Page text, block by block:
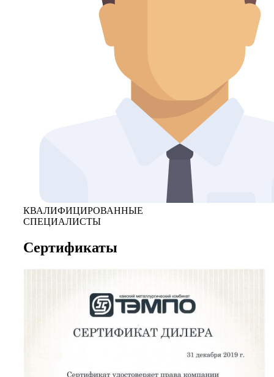
КВАЛИФИЦИРОВАННЫЕ
СПЕЦИАЛИСТЫ
Сертификаты